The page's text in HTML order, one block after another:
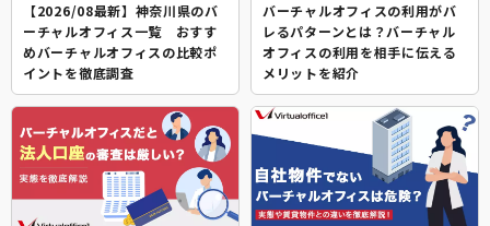
【2026/08最新】神奈川県のバ
ーチャルオフィス一覧 おすす
めバーチャルオフィスの比較ポ
イントを徹底調査
バーチャルオフィスの利用がバ
レるパターンとは？バーチャル
オフィスの利用を相手に伝える
メリットを紹介